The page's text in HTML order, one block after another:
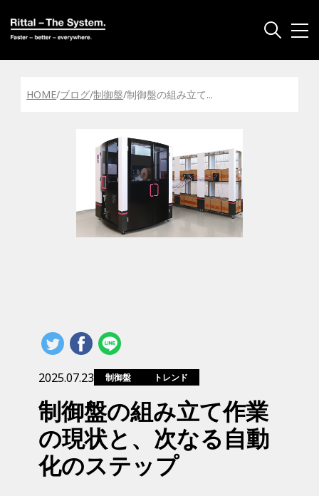
HOME/ブログ/制御盤/制御盤の組み立て...
2025.07.23 制御盤 トレンド
制御盤の組み立て作業
の現状と、次なる自動
化のステップ